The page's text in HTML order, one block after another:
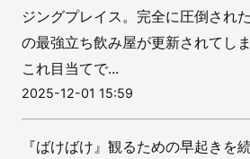
ジングプレイス。完全に圧倒され
の最強立ち飲み屋が更新されてしま
これ目当てで...
2025-12-01 15:59
『ばけばけ』観るための早起きを